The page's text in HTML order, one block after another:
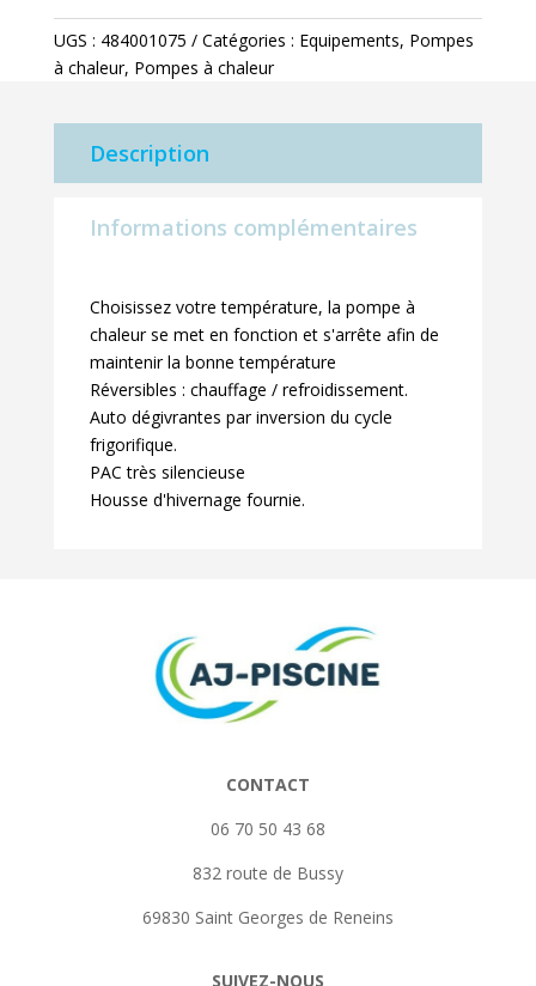
Inverter
75
Wifi
UGS : 484001075 Catégories : Equipements, Pompes
à chaleur, Pompes à chaleur
Description
Informations complémentaires
Choisissez votre température, la pompe à
chaleur se met en fonction et s'arrête afin de
maintenir la bonne température
Réversibles : chauffage / refroidissement.
Auto dégivrantes par inversion du cycle
frigorifique.
PAC très silencieuse
Housse d'hivernage fournie.
CONTACT
06 70 50 43 68
832 route de Bussy
69830 Saint Georges de Reneins
SUIVEZ-NOUS